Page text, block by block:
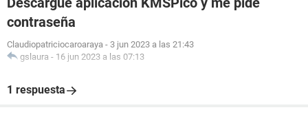
contraseña
Claudiopatriciocaroaraya - 3 jun 2023 a las 21:43
gslaura - 16 jun 2023 a las 07:13
1 respuesta